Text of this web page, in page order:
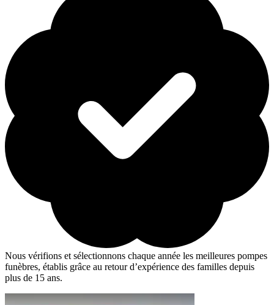
Nous vérifions et sélectionnons chaque année les meilleures pompes
funèbres, établis grâce au retour d’expérience des familles depuis
plus de 15 ans.